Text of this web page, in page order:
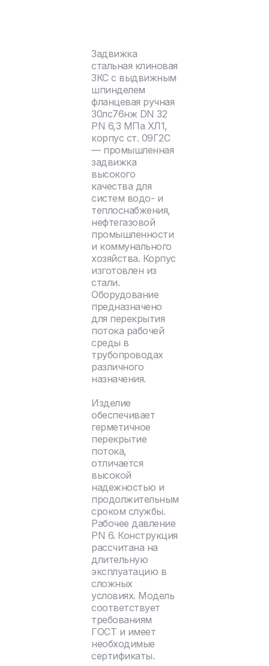
Задвижка
стальная клиновая
ЗКС с выдвижным
шпинделем
фланцевая ручная
30лс76нж DN 32
PN 6,3 МПа ХЛ1,
корпус ст. 09Г2С
— промышленная
задвижка
высокого
качества для
систем водо- и
теплоснабжения,
нефтегазовой
промышленности
и коммунального
хозяйства. Корпус
изготовлен из
стали.
Оборудование
предназначено
для перекрытия
потока рабочей
среды в
трубопроводах
различного
назначения.
Изделие
обеспечивает
герметичное
перекрытие
потока,
отличается
высокой
надежностью и
продолжительным
сроком службы.
Рабочее давление
PN 6. Конструкция
рассчитана на
длительную
эксплуатацию в
сложных
условиях. Модель
соответствует
требованиям
ГОСТ и имеет
необходимые
сертификаты.